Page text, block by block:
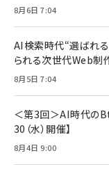
年
￥
【
レ
￥
ン
ケ
17
￥
キ
8月6日 7:04
AI検索時代“選ばれ
られる次世代Web制
8月5日 7:04
＜第3回＞AI時代の
30（水）開催】
8月4日 9:00